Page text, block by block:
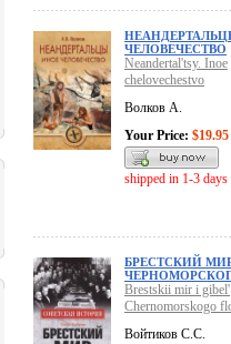
ЧЕЛОВЕЧЕСТВО
Neandertal'tsy. Inoe
chelovechestvo
Волков А.
Your Price: $19.95
shipped in 1-3 days
БРЕСТСКИЙ
Brestskii mir i gibel'
Chernomorskogo
Войтиков С.С.